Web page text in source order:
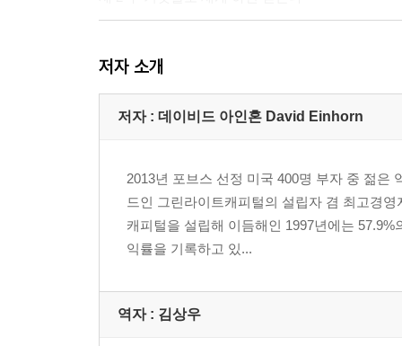
7 월스트리트의 애널리스트들
8 거짓말쟁이의 회계 장난
9 거짓말을 위한 거짓말
12 손바닥으로 하늘 가리기
13 늘 속는 사람을 영원히 속이기
14 고객의 요트는 어디에 있는가
15 치어리더의 등장과 졸고 있는 사람들
저자 소개
저자 : 데이비드 아인혼 David Einhorn
2013년 포브스 선정 미국 400명 부자 중 젊은
드인 그린라이트캐피털의 설립자 겸 최고경
캐피털을 설립해 이듬해인 1997년에는
익률을 기록하고 있...
역자 : 김상우